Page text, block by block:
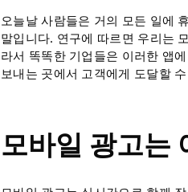
오늘날 사람들은 거의 모든 일에
말입니다. 연구에 따르면 우리는
라서 똑똑한 기업들은 이러한 앱
보내는 곳에서 고객에게 도달할
모바일 광고는